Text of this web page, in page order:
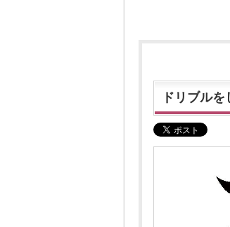
ドリブル